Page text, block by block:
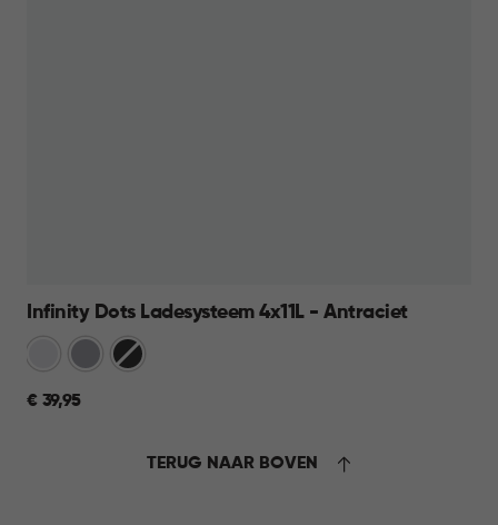
Infinity Dots Ladesysteem 4x11L - Antraciet
Licht
Donkergrijs
€
€ 39,95
TERUG NAAR BOVEN